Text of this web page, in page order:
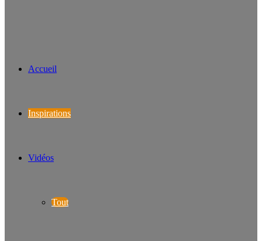
Accueil
Inspirations
Vidéos
Tout